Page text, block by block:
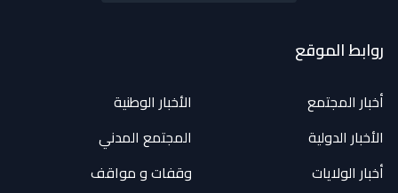
روابط الموقع
أخبار المجتمع
الأخبار الوطنية
الأخبار الدولية
المجتمع المدني
أخبار الولايات
وقفات و مواقف